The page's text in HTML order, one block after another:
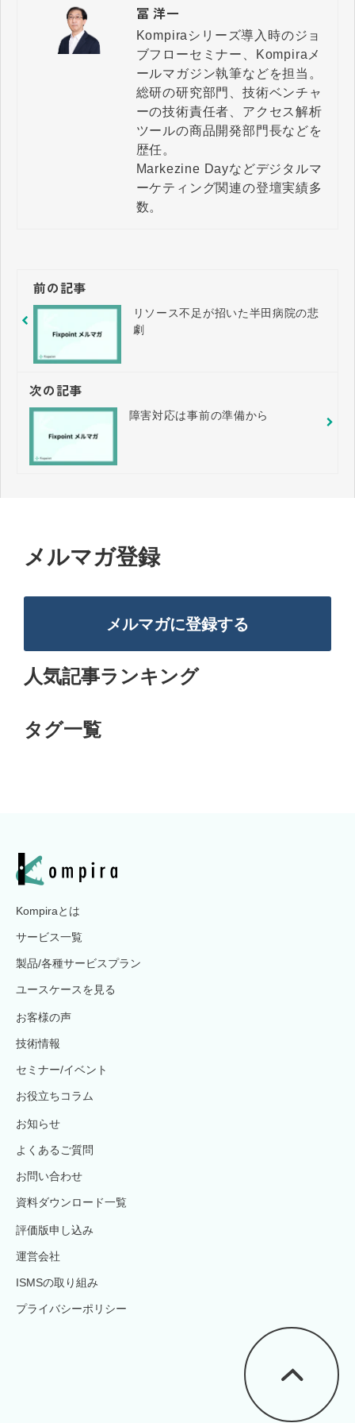
冨 洋一
Kompiraシリーズ導入時のジョ
ブフローセミナー、Kompiraメ
ールマガジン執筆などを担当。
総研の研究部門、技術ベンチャ
ーの技術責任者、アクセス解析
ツールの商品開発部門長などを
歴任。
Markezine Dayなどデジタルマ
ーケティング関連の登壇実績多
数。
前の記事
リソース不足が招いた半田病院の悲
劇
次の記事
障害対応は事前の準備から
メルマガ登録
メルマガに登録する
人気記事ランキング
タグ一覧
Kompiraとは
サービス一覧
製品/各種サービスプラン
ユースケースを見る
お客様の声
技術情報
セミナー/イベント
お役立ちコラム
お知らせ
よくあるご質問
お問い合わせ
資料ダウンロード一覧
評価版申し込み
運営会社
ISMSの取り組み
プライバシーポリシー